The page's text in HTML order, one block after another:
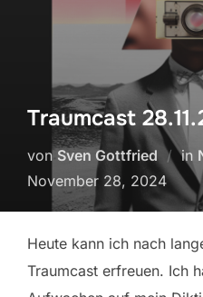
Traumcast
von Sven Gottfried in
November 28, 2024
Heute kann ich nach
Traumcast erfreuen. Ich